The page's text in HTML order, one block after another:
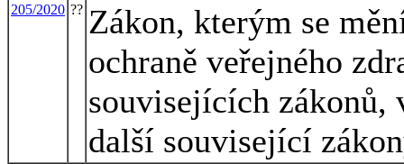
205/2020 ?? Zákon, kterým se
ochraně veřejného
souvisejících zákonů,
další související